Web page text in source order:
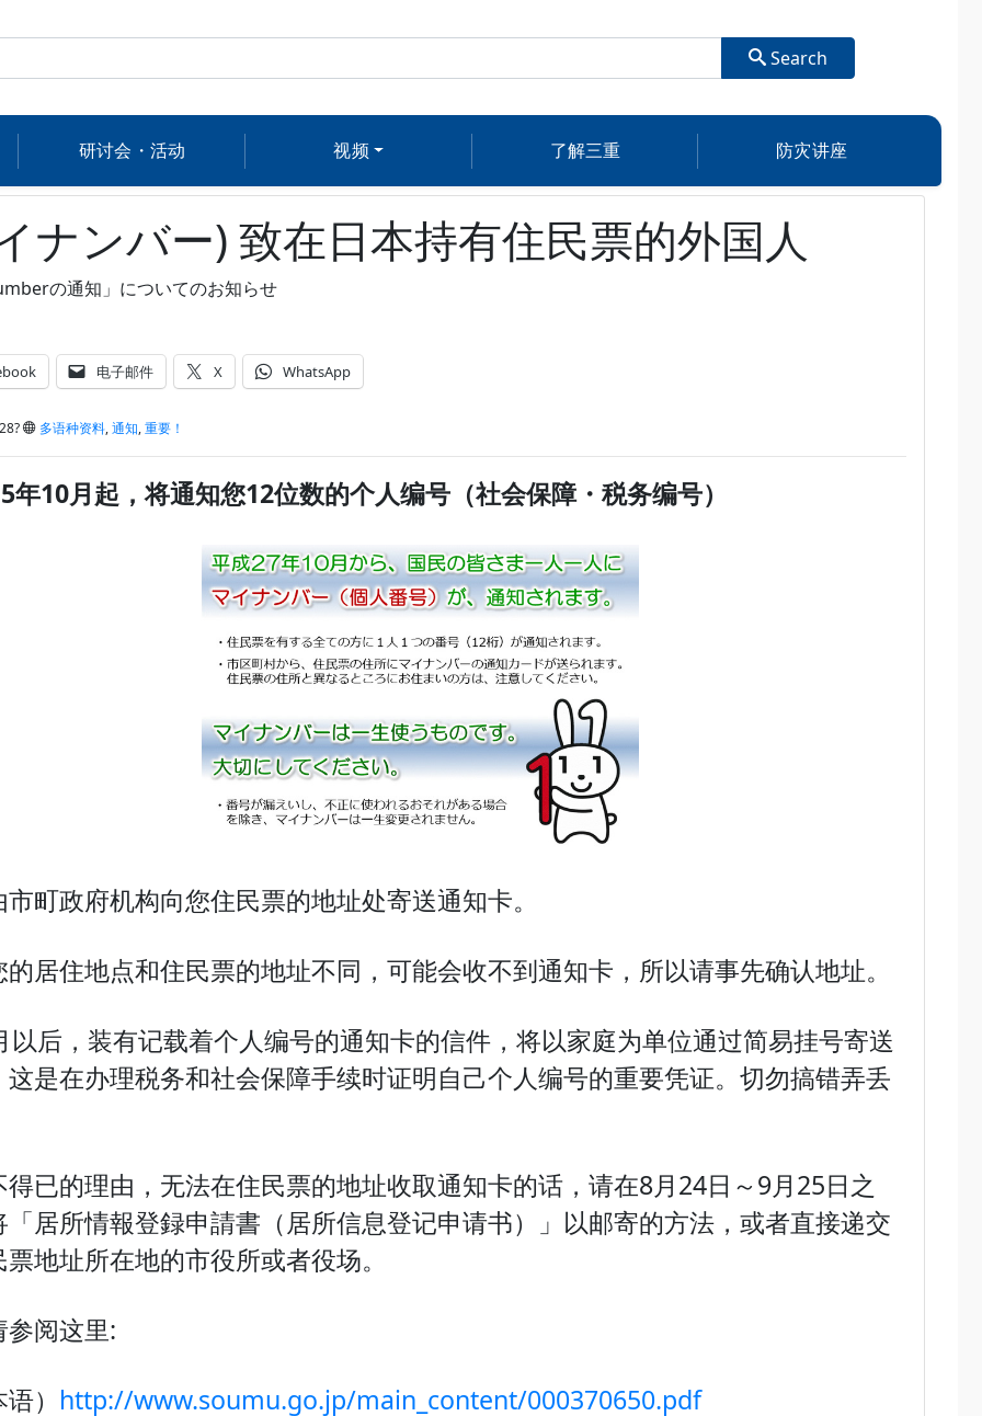
Search
研讨会・活动 视频 了解三重 防灾讲座
ナンバー) 致在日本持有住民票的外国人
の通知」についてのお知らせ
电子邮件 X WhatsApp
多语种资料,通知,重要！
年10月起，将通知您12位数的个人编号（社会保障・税务编号）
町政府机构向您住民票的地址处寄送通知卡。
居住地点和住民票的地址不同，可能会收不到通知卡，所以请事先确认地址。
后，装有记载着个人编号的通知卡的信件，将以家庭为单位通过简易挂号寄送
这是在办理税务和社会保障手续时证明自己个人编号的重要凭证。切勿搞错弄丢
已的理由，无法在住民票的地址收取通知卡的话，请在8月24日～9月25日之
「居所情報登録申請書（居所信息登记申请书）」以邮寄的方法，或者直接递交
地址所在地的市役所或者役场。
参阅这里:
） http://www.soumu.go.jp/main_content/000370650.pdf